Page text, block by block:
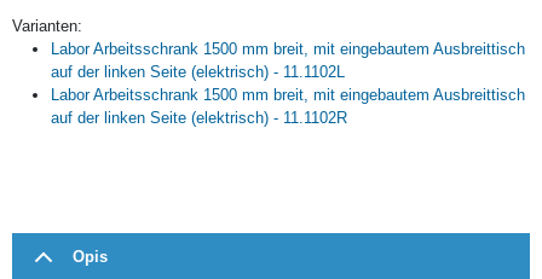
Varianten:
Labor Arbeitsschrank 1500 mm breit, mit eingebautem Ausbreittisch
auf der linken Seite (elektrisch) - 11.1102L
Labor Arbeitsschrank 1500 mm breit, mit eingebautem Ausbreittisch
auf der linken Seite (elektrisch) - 11.1102R
Opis